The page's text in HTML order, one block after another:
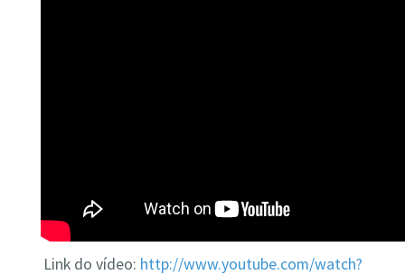
Link do vídeo: http://www.youtube.com/watch?